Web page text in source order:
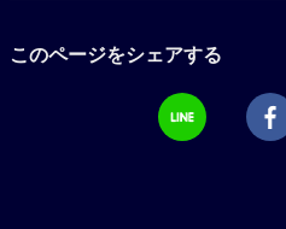
このページをシェアする